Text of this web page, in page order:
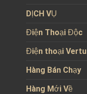
DỊCH VỤ
Điện Thoại Độc
Điện thoại Vertu
Hàng Bán Chạy
Hàng Mới Về